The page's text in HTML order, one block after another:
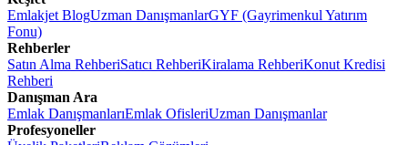
Emlakjet BlogUzman DanışmanlarGYF (Gayrimenkul Yatırım
Fonu)
Rehberler
Satın Alma RehberiSatıcı RehberiKiralama RehberiKonut Kredisi
Rehberi
Danışman Ara
Emlak DanışmanlarıEmlak OfisleriUzman Danışmanlar
Profesyoneller